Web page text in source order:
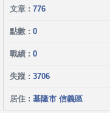
文章 : 776
點數 : 0
戰績 : 0
失蹤 : 3706
居住 : 基隆市 信義區